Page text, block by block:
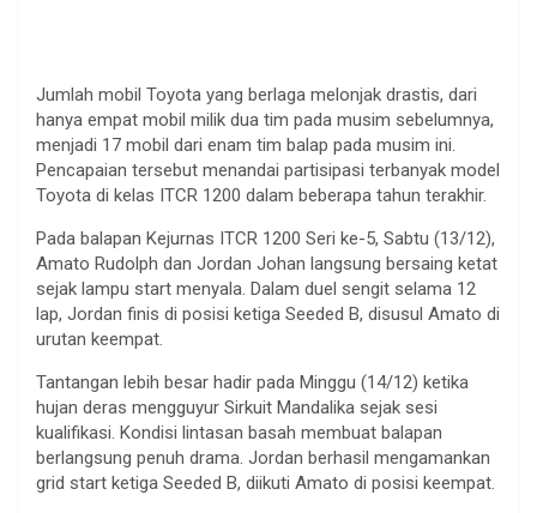
Jumlah mobil Toyota yang berlaga melonjak drastis, dari
hanya empat mobil milik dua tim pada musim sebelumnya,
menjadi 17 mobil dari enam tim balap pada musim ini.
Pencapaian tersebut menandai partisipasi terbanyak model
Toyota di kelas ITCR 1200 dalam beberapa tahun terakhir.
Pada balapan Kejurnas ITCR 1200 Seri ke-5, Sabtu (13/12),
Amato Rudolph dan Jordan Johan langsung bersaing ketat
sejak lampu start menyala. Dalam duel sengit selama 12
lap, Jordan finis di posisi ketiga Seeded B, disusul Amato di
urutan keempat.
Tantangan lebih besar hadir pada Minggu (14/12) ketika
hujan deras mengguyur Sirkuit Mandalika sejak sesi
kualifikasi. Kondisi lintasan basah membuat balapan
berlangsung penuh drama. Jordan berhasil mengamankan
grid start ketiga Seeded B, diikuti Amato di posisi keempat.